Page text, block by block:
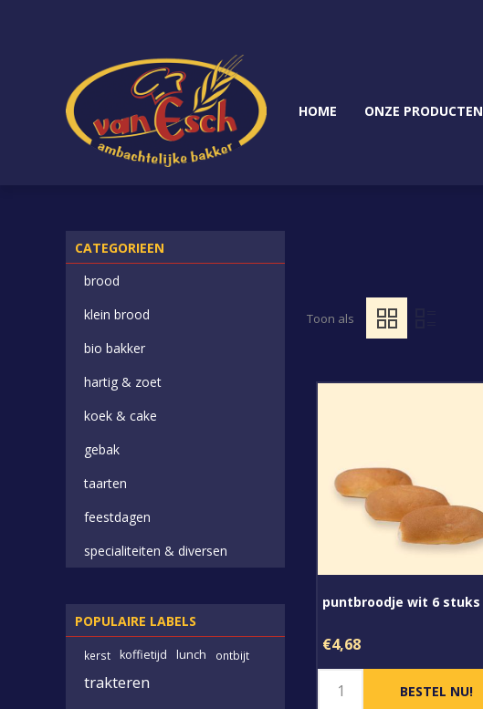
HOME ONZE PRODUCTEN
Toon als
puntbroodje wit 6 stuks
€4,68
CATEGORIEEN
brood
klein brood
bio bakker
hartig & zoet
koek & cake
gebak
taarten
feestdagen
specialiteiten & diversen
POPULAIRE LABELS
kerst koffietijd lunch ontbijt
trakteren